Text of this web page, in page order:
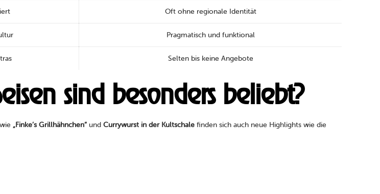
Oft ohne regionale Identität
Pragmatisch und funktional
Selten bis keine Angebote
sind besonders beliebt?
„Finke’s Grillhähnchen“ undCurrywurst in der Kultschale finden sich auch neue Highlights wie die